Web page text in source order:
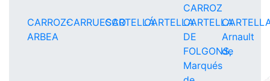
CARROZ
CARROZ-
ARBEA
CARRUESCOCARTELLÁCARTELLACARTELLA
DE
FOLGONS,
Marqués
Arnault
de